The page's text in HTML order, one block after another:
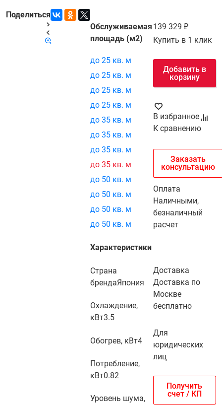
Поделиться
Код товара:
139 329
Купить в 1 клик
Добавить в
корзину
В избранное
К сравнению
Заказать
консультацию
Оплата
Наличными,
безналичный
расчет
Доставка
Доставка по
Москве
бесплатно
Для
юридических
лиц
Получить
счет / КП
Обслуживаемая
площадь (м2)
до 25 кв. м
до 25 кв. м
до 25 кв. м
до 25 кв. м
до 35 кв. м
до 35 кв. м
до 35 кв. м
до 35 кв. м
до 50 кв. м
до 50 кв. м
до 50 кв. м
до 50 кв. м
Характеристики
Страна
брендаЯпония
Охлаждение,
кВт3.5
Обогрев, кВт4
Потребление,
кВт0.82
Уровень шума,